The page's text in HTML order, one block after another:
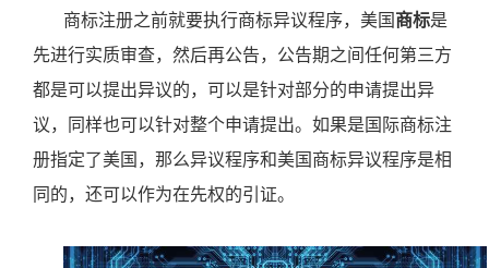
商标注册之前就要执行商标异议程序，美国 商标是
先进行实质审查，然后再公告，公告期之间任何第三方
都是可以提出异议的，可以是针对部分的申请提出异
议，同样也可以针对整个申请提出。如果是国际商标注
册指定了美国，那么异议程序和美国商标异议程序是相
同的，还可以作为在先权的引证。